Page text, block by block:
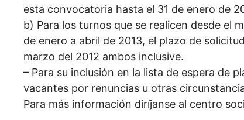
esta convocatoria hasta el 31 de enero de
b) Para los turnos que se realicen desde el
de enero a abril de 2013, el plazo de
marzo del 2012 ambos inclusive.
– Para su inclusión en la lista de espera de
vacantes por renuncias u otras
Para más información diríjanse al centro